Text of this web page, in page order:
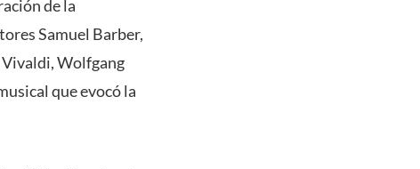
de la
Samuel Barber,
Vivaldi, Wolfgang
que evocó la